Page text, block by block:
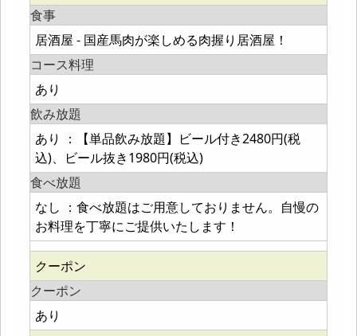
食事
居酒屋 - 国産馬肉が楽しめる肉握り居酒屋！
コース料理
あり
飲み放題
あり ：【単品飲み放題】ビール付き2480円(税
込)、ビール抜き1980円(税込)
食べ放題
なし ：食べ放題はご用意しておりません。自慢の
お料理を丁寧にご提供いたします！
クーポン
クーポン
あり